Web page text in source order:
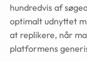
hundredvis af
optimalt udnyttet
at replikere, når
platformens